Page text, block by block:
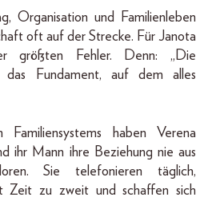
Organisation und Familienleben
oft auf der Strecke. Für Janota
größten Fehler. Denn: „Die
das Fundament, auf dem alles
Familiensystems haben Verena
ihr Mann ihre Beziehung nie aus
Sie telefonieren täglich,
Zeit zu zweit und schaffen sich